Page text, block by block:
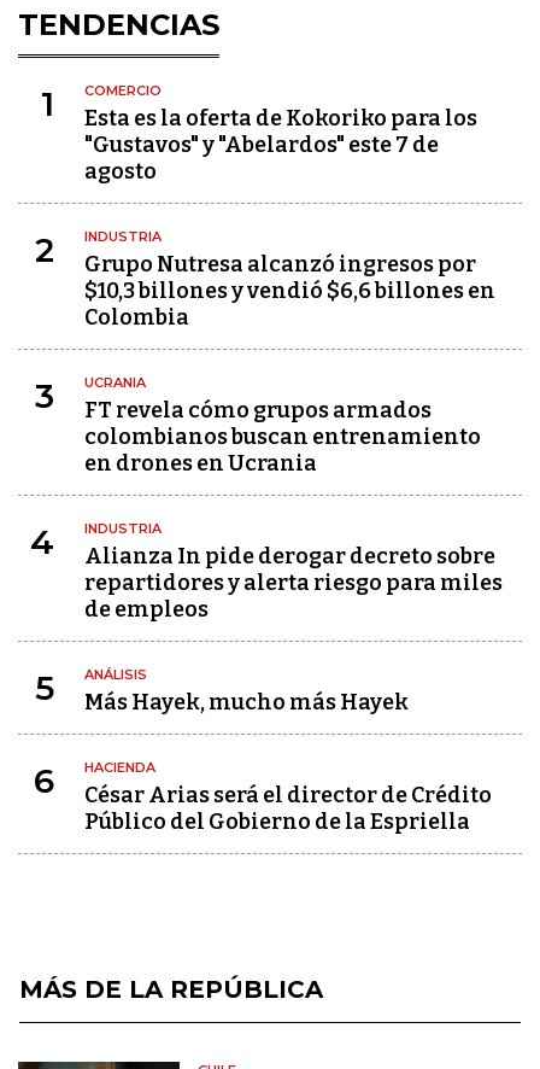
TENDENCIAS
1 COMERCIO
Esta es la oferta de Kokoriko para los
"Gustavos" y "Abelardos" este 7 de
agosto
2 INDUSTRIA
Grupo Nutresa alcanzó ingresos por
$10,3 billones y vendió $6,6 billones en
Colombia
3 UCRANIA
FT revela cómo grupos armados
colombianos buscan entrenamiento
en drones en Ucrania
4 INDUSTRIA
Alianza In pide derogar decreto sobre
repartidores y alerta riesgo para miles
de empleos
5 ANÁLISIS
Más Hayek, mucho más Hayek
6 HACIENDA
César Arias será el director de Crédito
Público del Gobierno de la Espriella
MÁS DE LA REPÚBLICA